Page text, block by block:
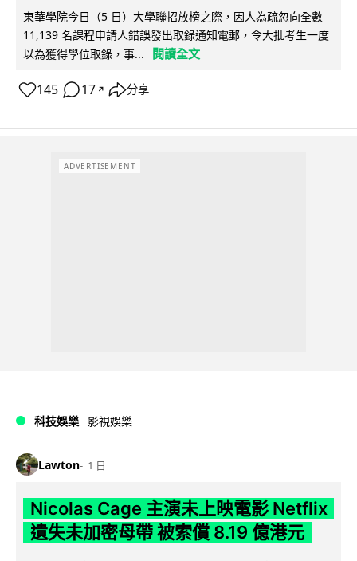
東華學院今日（5 日）大學聯招放榜之際，因人為疏忽向全數
11,139 名課程申請人錯誤發出取錄通知電郵，令大批考生一度
以為獲得學位取錄，事...
閱讀全文
145 17 ↗ 分享
ADVERTISEMENT
科技娛樂 影視娛樂
Lawton 1 日
Nicolas Cage 主演未上映電影 Netflix
遺失未加密母帶 被索償 8.19 億港元